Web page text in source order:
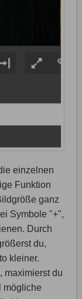
einzelnen
Funktion
ganz
Symbole "+",
Durch
du,
kleiner.
maximierst du
mögliche